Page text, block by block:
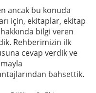
ancak bu konuda
için, ekitaplar, ekitap
bilgi veren
Rehberimizin ilk
cevap verdik ve
bahsettik.